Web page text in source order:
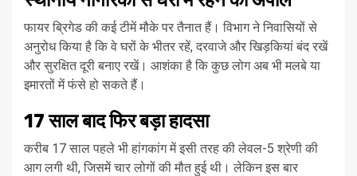
फायर ब्रिगेड की कई टीमें मौके पर तैनात हैं। विभाग ने निवासियों से
अनुरोध किया है कि वे घरों के भीतर रहें, दरवाजे और खिड़कियां बंद रखें
और सुरक्षित दूरी बनाए रखें। आशंका है कि कुछ लोग अब भी मलबे या
इमारतों में फंसे हो सकते हैं।
17 साल बाद फिर बड़ा हादसा
करीब 17 साल पहले भी हांगकांग में इसी तरह की लेवल-5 श्रेणी की
आग लगी थी, जिसमें चार लोगों की मौत हुई थी। लेकिन इस बार